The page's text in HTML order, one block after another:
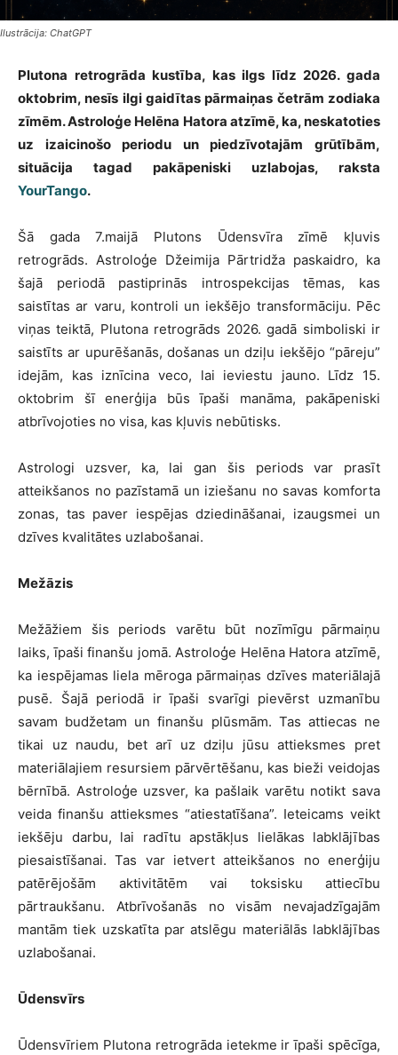
Ilustrācija: ChatGPT
Plutona retrogrāda kustība, kas ilgs līdz 2026. gada
oktobrim, nesīs ilgi gaidītas pārmaiņas četrām zodiaka
zīmēm. Astroloģe Helēna Hatora atzīmē, ka, neskatoties
uz izaicinošo periodu un piedzīvotajām grūtībām,
situācija tagad pakāpeniski uzlabojas, raksta
YourTango.
Šā gada 7.maijā Plutons Ūdensvīra zīmē kļuvis
retrogrāds. Astroloģe Džeimija Pārtridža paskaidro, ka
šajā periodā pastiprinās introspekcijas tēmas, kas
saistītas ar varu, kontroli un iekšējo transformāciju. Pēc
viņas teiktā, Plutona retrogrāds 2026. gadā simboliski ir
saistīts ar upurēšanās, došanas un dziļu iekšējo “pāreju”
idejām, kas iznīcina veco, lai ieviestu jauno. Līdz 15.
oktobrim šī enerģija būs īpaši manāma, pakāpeniski
atbrīvojoties no visa, kas kļuvis nebūtisks.
Astrologi uzsver, ka, lai gan šis periods var prasīt
atteikšanos no pazīstamā un iziešanu no savas komforta
zonas, tas paver iespējas dziedināšanai, izaugsmei un
dzīves kvalitātes uzlabošanai.
Mežāzis
Mežāžiem šis periods varētu būt nozīmīgu pārmaiņu
laiks, īpaši finanšu jomā. Astroloģe Helēna Hatora atzīmē,
ka iespējamas liela mēroga pārmaiņas dzīves materiālajā
pusē. Šajā periodā ir īpaši svarīgi pievērst uzmanību
savam budžetam un finanšu plūsmām. Tas attiecas ne
tikai uz naudu, bet arī uz dziļu jūsu attieksmes pret
materiālajiem resursiem pārvērtēšanu, kas bieži veidojas
bērnībā. Astroloģe uzsver, ka pašlaik varētu notikt sava
veida finanšu attieksmes “atiestatīšana”. Ieteicams veikt
iekšēju darbu, lai radītu apstākļus lielākas labklājības
piesaistīšanai. Tas var ietvert atteikšanos no enerģiju
patērējošām aktivitātēm vai toksisku attiecību
pārtraukšanu. Atbrīvošanās no visām nevajadzīgajām
mantām tiek uzskatīta par atslēgu materiālās labklājības
uzlabošanai.
Ūdensvīrs
Ūdensvīriem Plutona retrogrāda ietekme ir īpaši spēcīga,